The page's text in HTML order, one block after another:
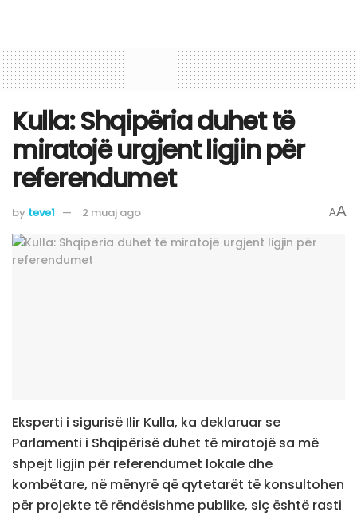
Kulla: Shqipëria duhet të
miratojë urgjent ligjin për
referendumet
by teve1 2 muaj ago AA
Eksperti i sigurisë Ilir Kulla, ka deklaruar se
Parlamenti i Shqipërisë duhet të miratojë sa më
shpejt ligjin për referendumet lokale dhe
kombëtare, në mënyrë që qytetarët të konsultohen
për projekte të rëndësishme publike, siç është rasti